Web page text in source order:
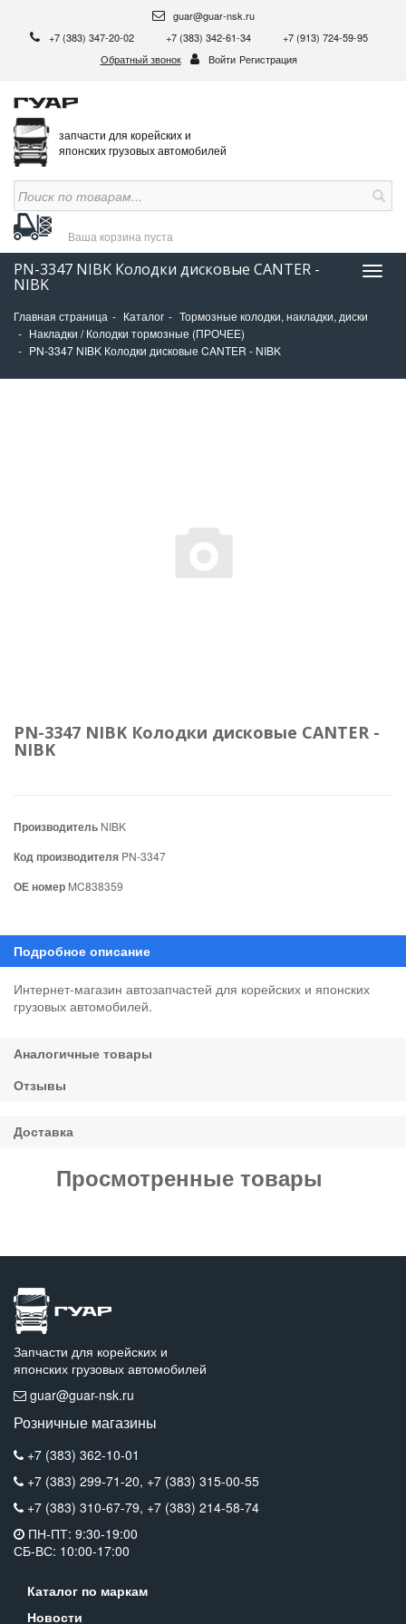
guar@guar-nsk.ru
+7 (383) 347-20-02
+7 (383) 342-61-34
+7 (913) 724-59-95
Обратный звонок
Войти Регистрация
запчасти для корейских и
японских грузовых автомобилей
Ваша корзина пуста
PN-3347 NIBK Колодки дисковые CANTER -
NIBK
Главная страница Каталог
Тормозные колодки, накладки, диски
Накладки / Колодки тормозные (ПРОЧЕЕ)
PN-3347 NIBK Колодки дисковые CANTER - NIBK
PN-3347 NIBK Колодки дисковые CANTER -
NIBK
Производитель NIBK
Код производителя PN-3347
ОЕ номер MC838359
Интернет-магазин автозапчастей для корейских и японских
грузовых автомобилей.
Просмотренные товары
Запчасти для корейских и
японских грузовых автомобилей
guar@guar-nsk.ru
Розничные магазины
+7 (383) 362-10-01
+7 (383) 299-71-20, +7 (383) 315-00-55
+7 (383) 310-67-79, +7 (383) 214-58-74
ПН-ПТ: 9:30-19:00
СБ-ВС: 10:00-17:00
Каталог по маркам
Новости